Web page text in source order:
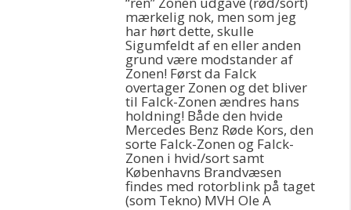
mærkelig nok, men som jeg
har hørt dette, skulle
Sigumfeldt af en eller anden
grund være modstander af
Zonen! Først da Falck
overtager Zonen og det bliver
til Falck-Zonen ændres hans
holdning! Både den hvide
Mercedes Benz Røde Kors, den
sorte Falck-Zonen og Falck-
Zonen i hvid/sort samt
Københavns Brandvæsen
findes med rotorblink på taget
(som Tekno) MVH Ole A